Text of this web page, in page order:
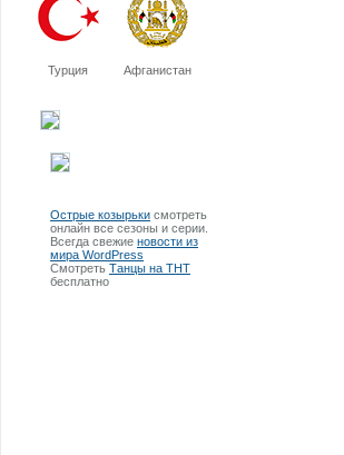
Турция Афганистан
Острые козырьки смотреть
онлайн все сезоны и серии.
Всегда свежие новости из
мира WordPress
Смотреть Танцы на ТНТ
бесплатно